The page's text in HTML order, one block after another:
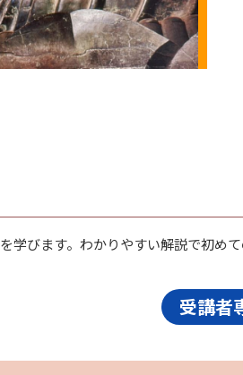
学びます。わかりやすい解説で初め
受講者